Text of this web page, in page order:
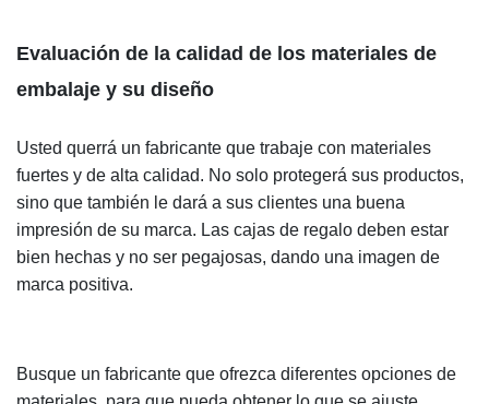
Evaluación de la calidad de los materiales de
embalaje y su diseño
Usted querrá un fabricante que trabaje con materiales
fuertes y de alta calidad. No solo protegerá sus productos,
sino que también le dará a sus clientes una buena
impresión de su marca. Las cajas de regalo deben estar
bien hechas y no ser pegajosas, dando una imagen de
marca positiva.
Busque un fabricante que ofrezca diferentes opciones de